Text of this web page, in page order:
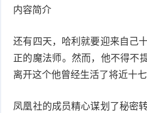
内容简介
还有四天，哈利就要迎来自己
正的魔法师。然而，他不得不
离开这个他曾经生活了将近十七
凤凰社的成员精心谋划了秘密